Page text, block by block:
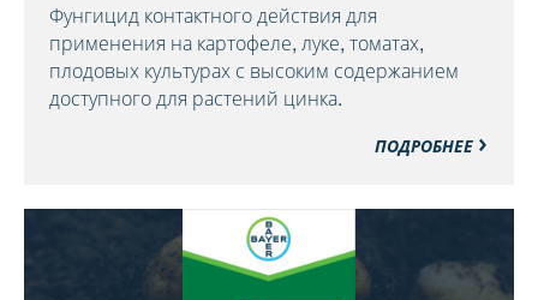
Фунгицид контактного действия для
применения на картофеле, луке, томатах,
плодовых культурах с высоким содержанием
доступного для растений цинка.
ПОДРОБНЕЕ